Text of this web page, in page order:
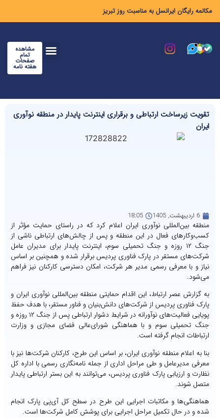
مکالمه رایگان ایرانسل به مناسبت روز تبریز
مشاهده
تمام
صفحات
هفته نامه
تقویت زیرساخت ارتباطی و برقراری اینترنت پایدار در منطقه نوآوری
ایران
6 اردیبهشت, 1405 18:05
منطقه بین‌المللی نوآوری ایران اعلام کرد که در راستای حمایت مؤثر از
کسب‌وکارهای فعال در این منطقه و پس از چالش‌های ارتباطی ناشی از
جنگ ۱۲ روزه و جنگ تحمیلی سوم، اینترنت پایدار برای مدیران عامل
شرکت‌های مستقر در پارک فناوری پردیس برقرار شده و همچنین بر اساس
نیاز و با معرفی رسمی مدیر هر شرکت، امکان دسترسی کارکنان نیز فراهم
می‌شود.
به گزارش عصر ارتباط، این اقدام حمایتی منطقه بین‌المللی نوآوری ایران و
پارک فناوری پردیس از شرکت‌های دانش‌بنیان و فناور مستقر، با هدف حفظ
پویایی فعالیت‌های نوآورانه در شرایط دشوار ارتباطی پس از جنگ ۱۲ روزه و
جنگ تحمیلی سوم و با هماهنگی شورای‌عالی فضای مجازی و وزارت
ارتباطات انجام‌ گرفته است.
بنا به اعلام منطقه نوآوری ایران، بر اساس این طرح، کارکنان شرکت‌ها نیز با
معرفی مدیرعامل و طی مراحل اداری از جمله نامه‌نگاری رسمی با اداره کل
نظارت و ارزیابی پارک فناوری پردیس، می‌توانند به این بستر ارتباطی پایدار
متصل شوند.
هماهنگی‌ها و مکاتبات اجرایی این طرح در سطح کل آی‌پی پارک انجام
شده و در حال تکمیل مراحل اجرایی برای پوشش کامل شرکت‌ها است.